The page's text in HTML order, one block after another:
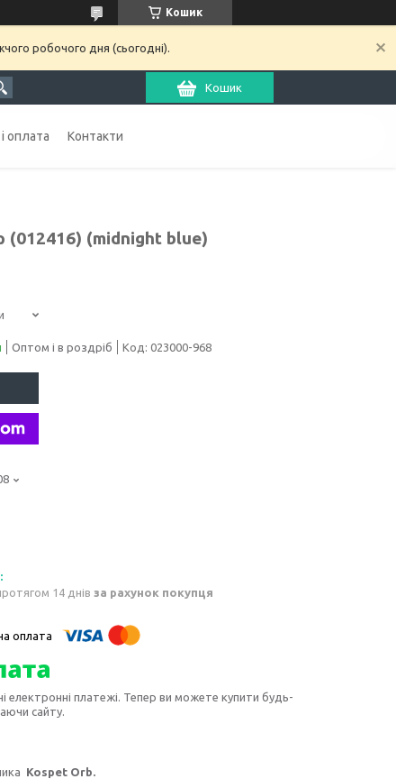
Кошик
робочого дня (сьогодні).
Кошик
оплата Контакти
(012416) (midnight blue)
Оптом і в роздріб Код: 023000-968
14 днів за рахунок покупця
електронні платежі. Тепер ви можете купити будь-
сайту.
Kospet Orb.